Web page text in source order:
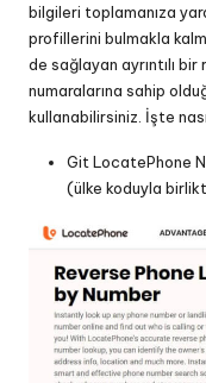
bilgileri toplamanıza
profillerini bulmakla
de sağlayan ayrıntılı
numaralarına sahip
kullanabilirsiniz. İşte
Git LocatePhone
(ülke koduyla